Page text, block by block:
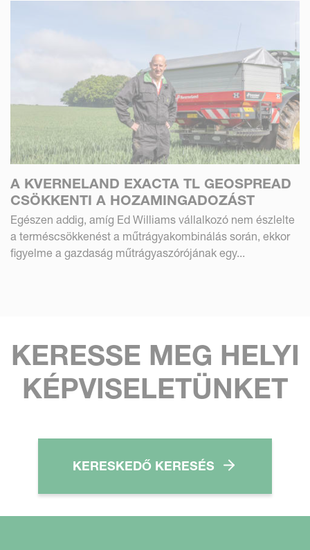
A KVERNELAND EXACTA TL GEOSPREAD
CSÖKKENTI A HOZAMINGADOZÁST
Egészen addig, amíg Ed Williams vállalkozó nem észlelte
a terméscsökkenést a műtrágyakombinálás során, ekkor
figyelme a gazdaság műtrágyaszórójának egy...
KERESSE MEG HELYI
KÉPVISELETÜNKET
KERESKEDŐ KERESÉS